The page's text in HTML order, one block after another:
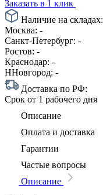
Заказать в 1 клик
Наличие на складах:
Москва: -
Санкт-Петербург: -
Ростов: -
Краснодар: -
ННовгород: -
Доставка по РФ:
Срок от 1 рабочего дня
Описание
Оплата и доставка
Гарантии
Частые вопросы
Описание